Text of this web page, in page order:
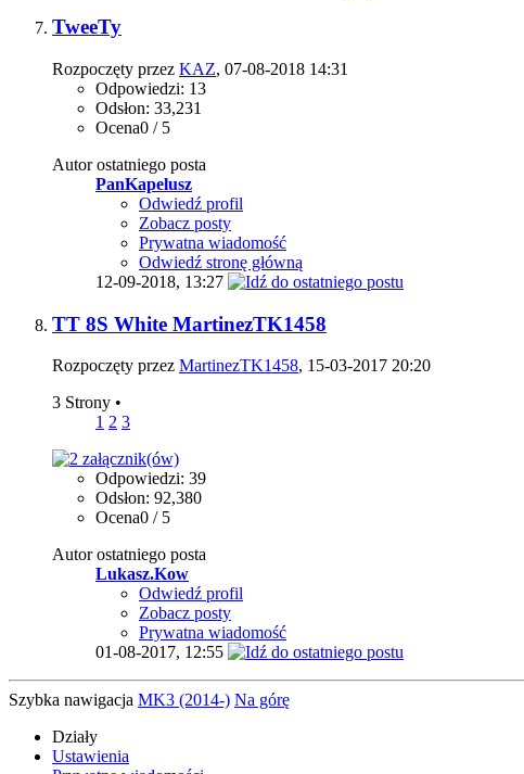
TweeTy
Rozpoczęty przez KAZ, 07-08-2018 14:31
Odpowiedzi: 13
Odsłon: 33,231
Ocena0 / 5
Autor ostatniego posta
PanKapelusz
Odwiedź profil
Zobacz posty
Prywatna wiadomość
Odwiedź stronę główną
12-09-2018, 13:27
TT 8S White MartinezTK1458
Rozpoczęty przez MartinezTK1458, 15-03-2017 20:20
3 Strony •
1 2 3
Odpowiedzi: 39
Odsłon: 92,380
Ocena0 / 5
Autor ostatniego posta
Lukasz.Kow
Odwiedź profil
Zobacz posty
Prywatna wiadomość
01-08-2017, 12:55
Szybka nawigacja MK3 (2014-) Na górę
Działy
Ustawienia